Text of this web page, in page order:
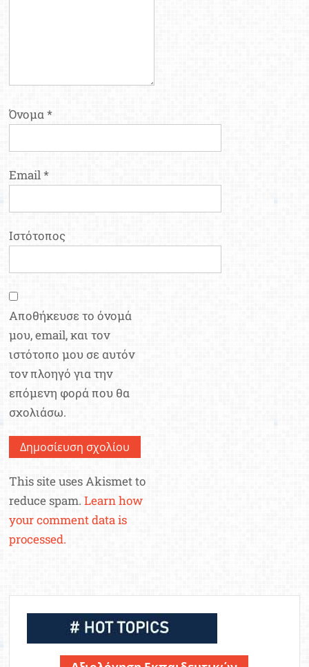
Όνομα*
Email*
Ιστότοπος
Αποθήκευσε το όνομά
μου, email, και τον
ιστότοπο μου σε αυτόν
τον πλοηγό για την
επόμενη φορά που θα
σχολιάσω.
This site uses Akismet to
reduce spam.Learn how
your comment data is
processed.